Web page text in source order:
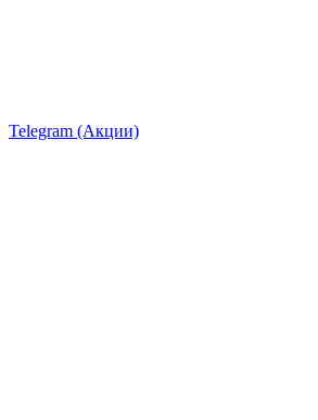
Telegram (Акции)